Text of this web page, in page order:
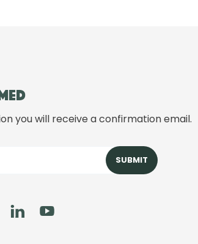
you will receive a confirmation email.